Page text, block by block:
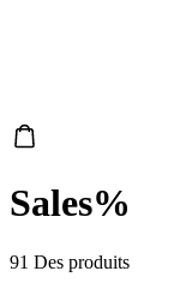
Sales%
91 Des produits